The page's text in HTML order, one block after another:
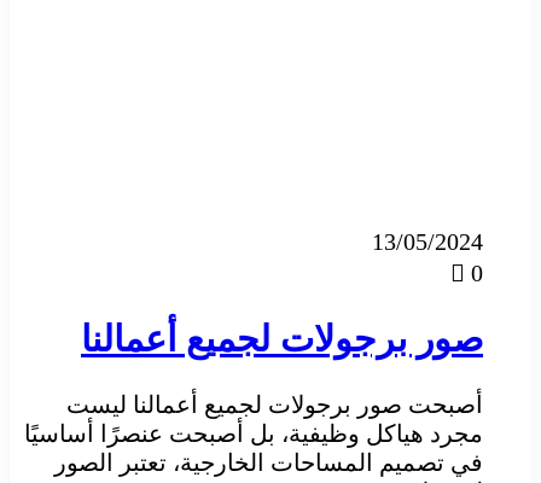
13/05/2024
0
صور برجولات لجميع أعمالنا
أصبحت صور برجولات لجميع أعمالنا ليست
مجرد هياكل وظيفية، بل أصبحت عنصرًا أساسيًا
في تصميم المساحات الخارجية، تعتبر الصور